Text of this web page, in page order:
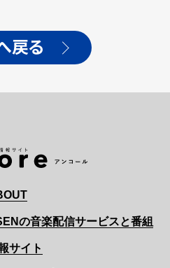
戻る
の音楽配信サービスと番組
サイト